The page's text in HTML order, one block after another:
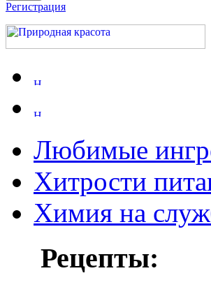
Регистрация
Любимые
Хитрости
Химия на
Рецепты: